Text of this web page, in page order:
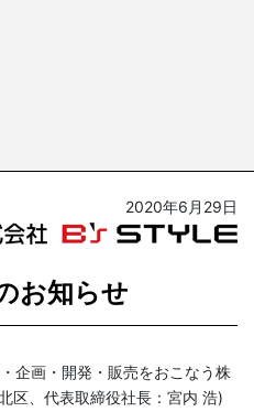
2020年6月29日
お知らせ
企画・開発・販売をおこなう株
区、代表取締役社長：宮内 浩)